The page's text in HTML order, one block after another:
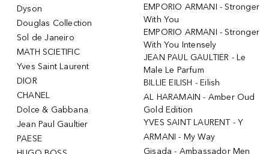
Dyson
Douglas Collection
Sol de Janeiro
MATH SCIETIFIC
Yves Saint Laurent
DIOR
CHANEL
Dolce & Gabbana
Jean Paul Gaultier
PAESE
EMPORIO ARMANI - Stronger
With You
EMPORIO ARMANI - Stronger
With You Intensely
JEAN PAUL GAULTIER - Le
Male Le Parfum
BILLIE EILISH - Eilish
AL HARAMAIN - Amber Oud
Gold Edition
YVES SAINT LAURENT - Y
ARMANI - My Way
Gisada - Ambassador Men